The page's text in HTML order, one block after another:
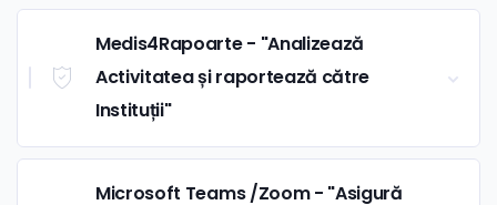
Medis4Rapoarte - "Analizează
Activitatea și raportează către
Instituții"
Microsoft Teams /Zoom - "Asigură